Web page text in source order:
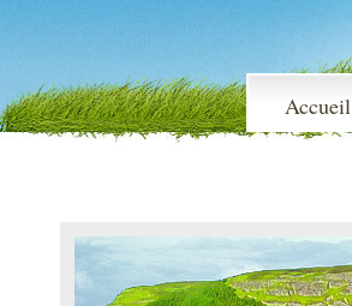
Accueil